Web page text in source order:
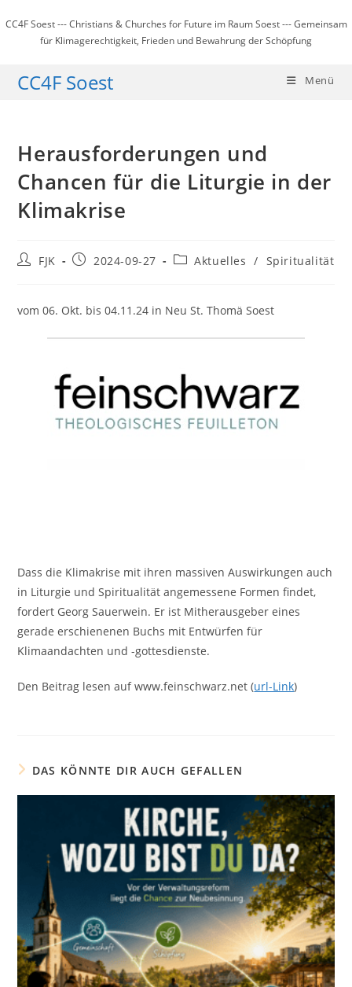
Inhalt
springen
CC4F Soest --- Christians & Churches for Future im Raum Soest --- Gemeinsam
für Klimagerechtigkeit, Frieden und Bewahrung der Schöpfung
CC4F Soest Menü
Herausforderungen und
Chancen für die Liturgie in der
Klimakrise
Beitrags-
FJK
Beitrag2024-09-27
Beitrags-
Aktuelles / Spiritualität
vom 06. Okt. bis 04.11.24 in Neu St. Thomä Soest
Dass die Klimakrise mit ihren massiven Auswirkungen auch
in Liturgie und Spiritualität angemessene Formen findet,
fordert Georg Sauerwein. Er ist Mitherausgeber eines
gerade erschienenen Buchs mit Entwürfen für
Klimaandachten und -gottesdienste.
Den Beitrag lesen auf www.feinschwarz.net (url-Link)
DAS KÖNNTE DIR AUCH GEFALLEN